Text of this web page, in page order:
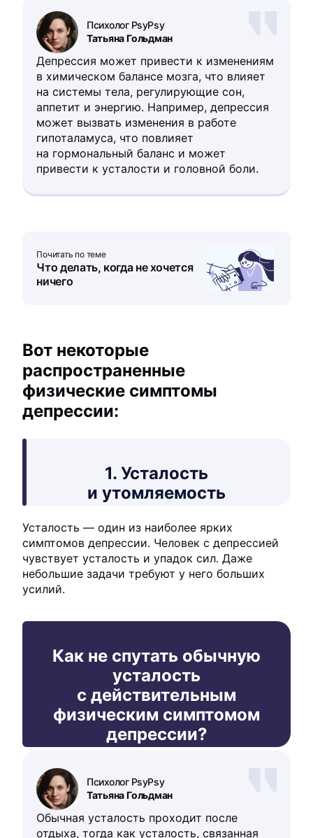
Татьяна Гольдман
Психолог PsyPsy
Депрессия может привести к изменениям
в химическом балансе мозга, что влияет
на системы тела, регулирующие сон,
аппетит и энергию. Например, депрессия
может вызвать изменения в работе
гипоталамуса, что повлияет
на гормональный баланс и может
привести к усталости и головной боли.
Почитать по теме
Что делать, когда не хочется
ничего
Вот некоторые
распространенные
физические симптомы
депрессии:
1. Усталость
и утомляемость
Усталость — один из наиболее ярких
симптомов депрессии. Человек с депрессией
чувствует усталость и упадок сил. Даже
небольшие задачи требуют у него больших
усилий.
Как не спутать обычную
усталость
с действительным
физическим симптомом
депрессии?
Татьяна Гольдман
Психолог PsyPsy
Обычная усталость проходит после
отдыха, тогда как усталость, связанная